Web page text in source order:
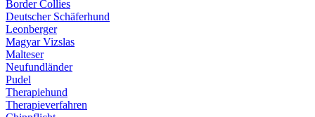
Border Collies
Deutscher Schäferhund
Leonberger
Magyar Vizslas
Malteser
Neufundländer
Pudel
Therapiehund
Therapieverfahren